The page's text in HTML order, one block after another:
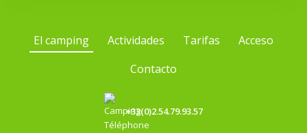
El camping Actividades Tarifas
Acceso
Contacto
+33(0)2.54.79.93.57